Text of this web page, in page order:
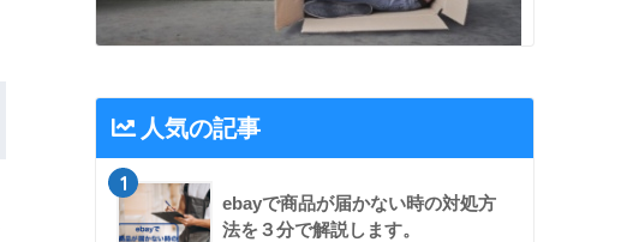
人気の記事
1
ebayで商品が届かない時の対処方
法を３分で解説します。